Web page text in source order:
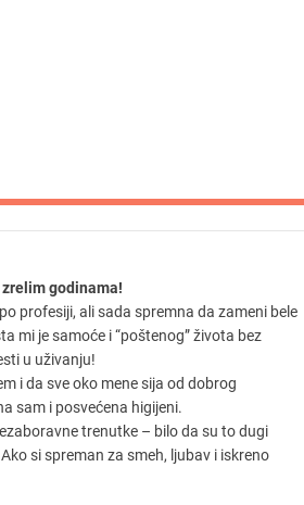
godinama!
profesiji, ali sada spremna da zameni bele
mi je samoće i “poštenog” života bez
u uživanju!
i da sve oko mene sija od dobrog
sam i posvećena higijeni.
trenutke – bilo da su to dugi
si spreman za smeh, ljubav i iskreno